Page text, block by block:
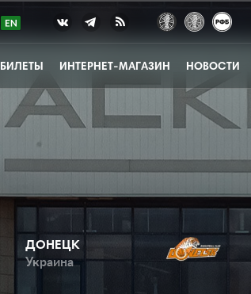
БИЛЕТЫ ИНТЕРНЕТ-МАГАЗИН НОВОСТИ
ДОНЕЦК
Украина